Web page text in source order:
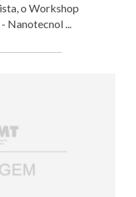
o Workshop
Nanotecnol ...